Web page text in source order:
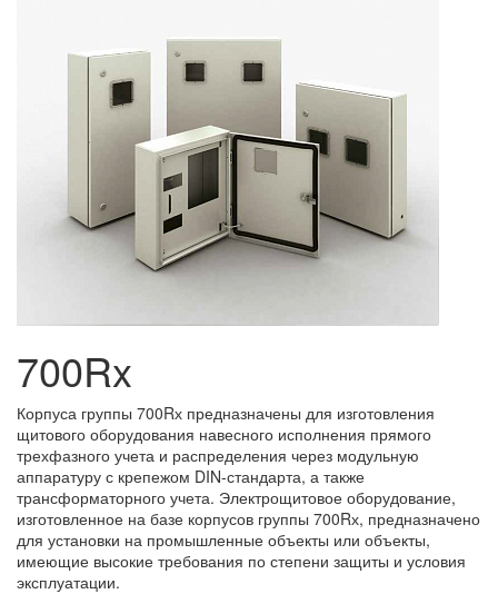
700Rx
Корпуса группы 700Rх предназначены для изготовления
щитового оборудования навесного исполнения прямого
трехфазного учета и распределения через модульную
аппаратуру с крепежом DIN-стандарта, а также
трансформаторного учета. Электрощитовое оборудование,
изготовленное на базе корпусов группы 700Rх, предназначено
для установки на промышленные объекты или объекты,
имеющие высокие требования по степени защиты и условия
эксплуатации.